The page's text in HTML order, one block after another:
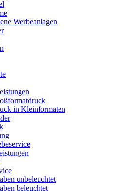
Werbeanlagen
in Kleinformaten
unbeleuchtet
beleuchtet